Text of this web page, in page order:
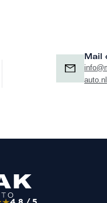
Mail
auto.nl